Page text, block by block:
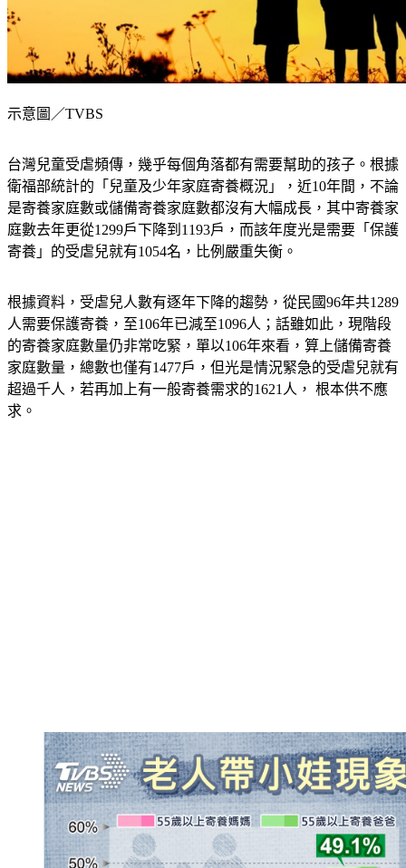
衛福部統計的「兒童及少年家庭寄養概況」，近10年間，不論
是寄養家庭數或儲備寄養家庭數都沒有大幅成長，其中寄養家
庭數去年更從1299戶下降到1193戶，而該年度光是需要「保護
寄養」的受虐兒就有1054名，比例嚴重失衡。
人需要保護寄養，至106年已減至1096人；話雖如此，現階段
的寄養家庭數量仍非常吃緊，單以106年來看，算上儲備寄養
家庭數量，總數也僅有1477戶，但光是情況緊急的受虐兒就有
超過千人，若再加上有一般寄養需求的1621人， 根本供不應
求。